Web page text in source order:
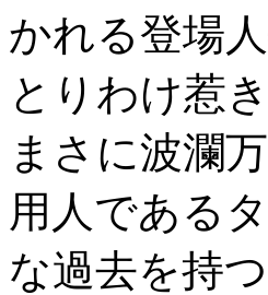
かれる登場
とりわけ惹
まさに波瀾
用人である
な過去を持